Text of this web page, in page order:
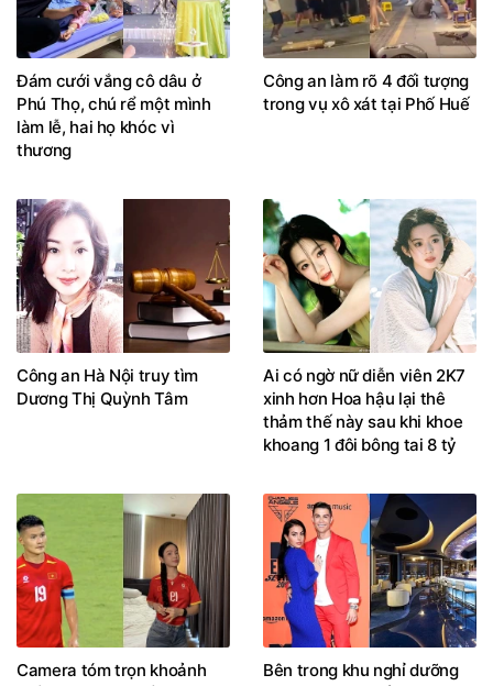
Đám cưới vắng cô dâu ở
Phú Thọ, chú rể một mình
làm lễ, hai họ khóc vì
thương
Công an làm rõ 4 đối tượng
trong vụ xô xát tại Phố Huế
Công an Hà Nội truy tìm
Dương Thị Quỳnh Tâm
Ai có ngờ nữ diễn viên 2K7
xinh hơn Hoa hậu lại thê
thảm thế này sau khi khoe
khoang 1 đôi bông tai 8 tỷ
Camera tóm trọn khoảnh
Bên trong khu nghỉ dưỡng